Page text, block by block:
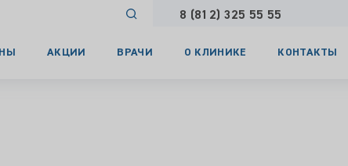
8 (812) 325 55 55
АКЦИИ ВРАЧИ О КЛИНИКЕ КОНТАКТЫ